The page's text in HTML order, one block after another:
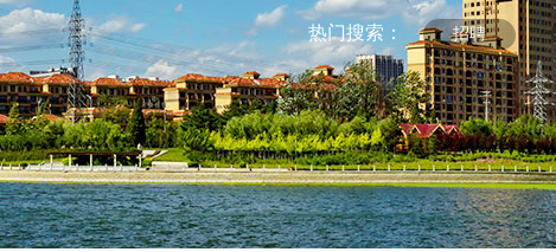
热门搜索： 招聘